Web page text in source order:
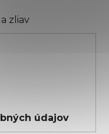
zliav
údajov